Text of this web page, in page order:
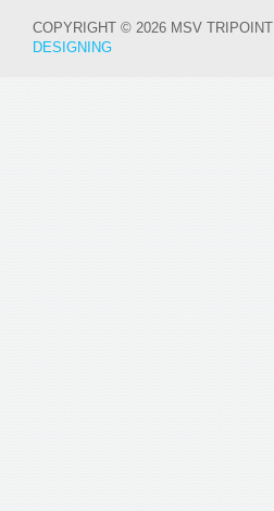
COPYRIGHT © 2026 MSV TRIPOINT
DESIGNING